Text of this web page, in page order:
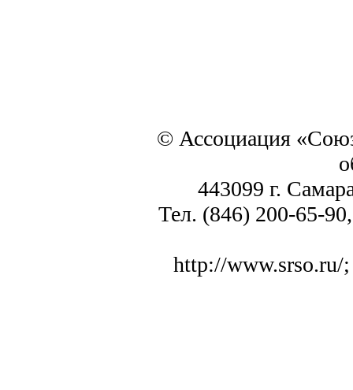
© Ассоциация
443099 г.
Тел. (846) 200-65-
http://www.srso.ru/